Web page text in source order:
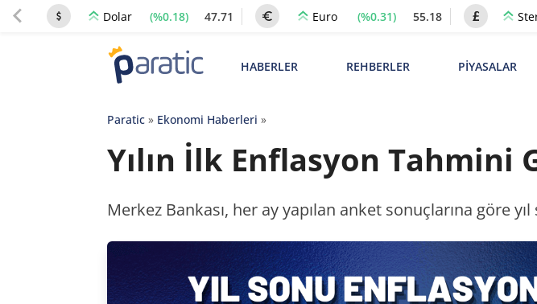
Dolar (%0.18) 47.71 Euro (%0.31) 55.18
HABERLER REHBERLER PİYASALAR
Paratic» Ekonomi Haberleri »
Yılın İlk Enflasyon Tahmini
Merkez Bankası, her ay yapılan anket sonuçlarına göre